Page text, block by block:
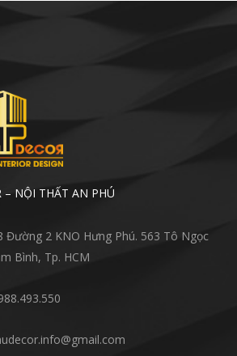
– NỘI THẤT AN PHÚ
Đường 2 KNO Hưng Phú. 563 Tô Ngọc
Bình, Tp. HCM